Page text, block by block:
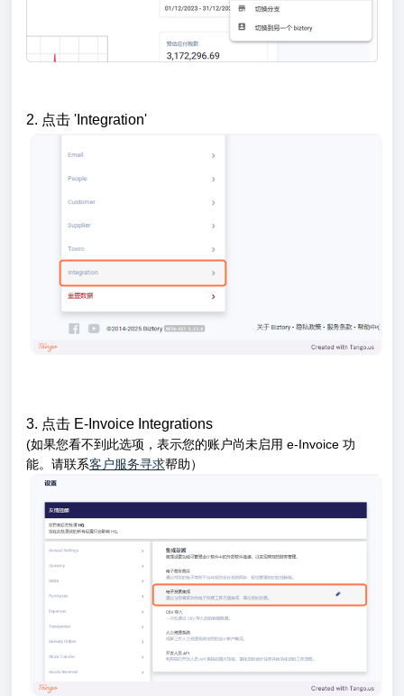
2. 点击 'Integration'
3. 点击 E-Invoice Integrations
(如果您看不到此选项，表示您的账户尚未启用 e-Invoice 功
能。请联系客户服务寻求帮助）